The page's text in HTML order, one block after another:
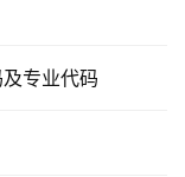
专业代码